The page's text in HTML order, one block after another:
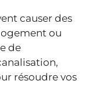
causer des
ou
de
résoudre vos